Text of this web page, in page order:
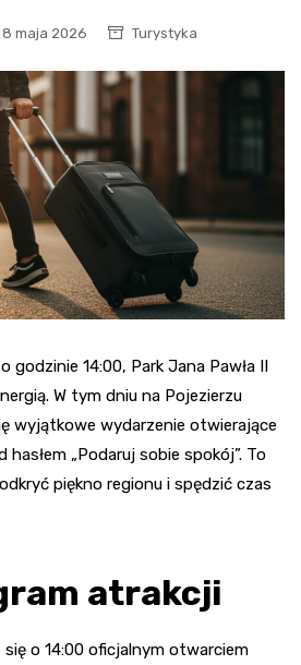
8 maja 2026 Turystyka
godzinie 14:00, Park Jana Pawła II
W tym dniu na Pojezierzu
wyjątkowe wydarzenie otwierające
„Podaruj sobie spokój”. To
piękno regionu i spędzić czas
atrakcji
o 14:00 oficjalnym otwarciem